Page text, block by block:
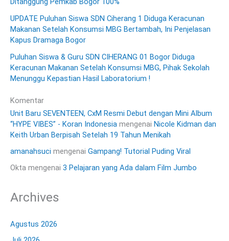
UPDATE Puluhan Siswa SDN Ciherang 1 Diduga Keracunan
Makanan Setelah Konsumsi MBG Bertambah, Ini Penjelasan
Kapus Dramaga Bogor
Puluhan Siswa & Guru SDN CIHERANG 01 Bogor Diduga
Keracunan Makanan Setelah Konsumsi MBG, Pihak Sekolah
Menunggu Kepastian Hasil Laboratorium !
Komentar
Unit Baru SEVENTEEN, CxM Resmi Debut dengan Mini Album
“HYPE VIBES” - Koran Indonesia mengenai Nicole Kidman dan
Keith Urban Berpisah Setelah 19 Tahun Menikah
amanahsuci mengenai Gampang! Tutorial Puding Viral
Okta mengenai 3 Pelajaran yang Ada dalam Film Jumbo
Archives
Agustus 2026